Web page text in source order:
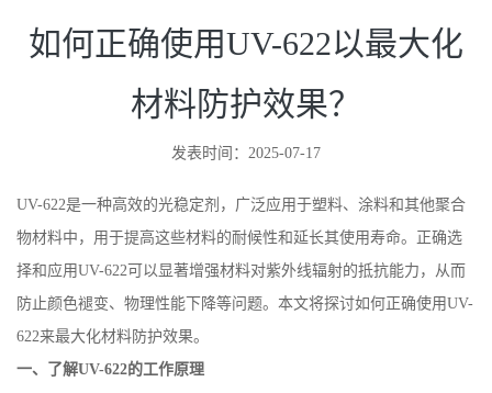
如何正确使用UV-622以最大化
材料防护效果？
发表时间：2025-07-17
UV-622是一种高效的光稳定剂，广泛应用于塑料、涂料和其他聚合
物材料中，用于提高这些材料的耐候性和延长其使用寿命。正确选
择和应用UV-622可以显著增强材料对紫外线辐射的抵抗能力，从而
防止颜色褪变、物理性能下降等问题。本文将探讨如何正确使用UV-
622来最大化材料防护效果。
一、了解UV-622的工作原理